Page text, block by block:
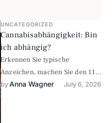
UNCATEGORIZED
Cannabisabhängigkeit: Bin
ich abhängig?
Erkennen Sie typische
Anzeichen, machen Sie den 11-
Fragen-Selbsttest und erfahren
Sie, wann vertrauliche Hilfe
by Anna Wagner July 6, 2026